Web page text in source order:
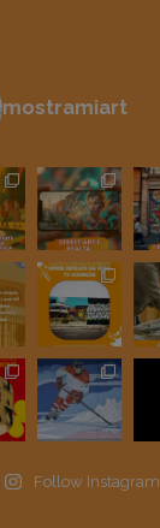
mostramiart
Follow Instagram